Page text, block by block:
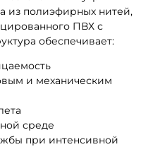
из полиэфирных нитей,
ПВХ с
обеспечивает:
и механическим
среде
при интенсивной